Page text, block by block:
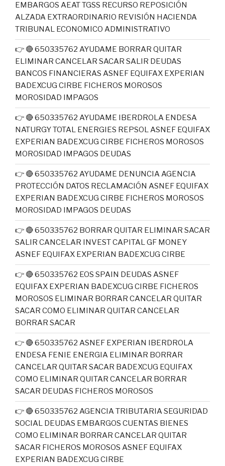
EMBARGOS AEAT TGSS RECURSO REPOSICIÓN
ALZADA EXTRAORDINARIO REVISIÓN HACIENDA
TRIBUNAL ECONOMICO ADMINISTRATIVO
👉 🔴 650335762 AYUDAME BORRAR QUITAR
ELIMINAR CANCELAR SACAR SALIR DEUDAS
BANCOS FINANCIERAS ASNEF EQUIFAX EXPERIAN
BADEXCUG CIRBE FICHEROS MOROSOS
MOROSIDAD IMPAGOS
👉 🔴 650335762 AYUDAME IBERDROLA ENDESA
NATURGY TOTAL ENERGIES REPSOL ASNEF EQUIFAX
EXPERIAN BADEXCUG CIRBE FICHEROS MOROSOS
MOROSIDAD IMPAGOS DEUDAS
👉 🔴 650335762 AYUDAME DENUNCIA AGENCIA
PROTECCIÓN DATOS RECLAMACIÓN ASNEF EQUIFAX
EXPERIAN BADEXCUG CIRBE FICHEROS MOROSOS
MOROSIDAD IMPAGOS DEUDAS
👉 🔴 650335762 BORRAR QUITAR ELIMINAR SACAR
SALIR CANCELAR INVEST CAPITAL GF MONEY
ASNEF EQUIFAX EXPERIAN BADEXCUG CIRBE
👉 🔴 650335762 EOS SPAIN DEUDAS ASNEF
EQUIFAX EXPERIAN BADEXCUG CIRBE FICHEROS
MOROSOS ELIMINAR BORRAR CANCELAR QUITAR
SACAR COMO ELIMINAR QUITAR CANCELAR
BORRAR SACAR
👉 🔴 650335762 ASNEF EXPERIAN IBERDROLA
ENDESA FENIE ENERGIA ELIMINAR BORRAR
CANCELAR QUITAR SACAR BADEXCUG EQUIFAX
COMO ELIMINAR QUITAR CANCELAR BORRAR
SACAR DEUDAS FICHEROS MOROSOS
👉 🔴 650335762 AGENCIA TRIBUTARIA SEGURIDAD
SOCIAL DEUDAS EMBARGOS CUENTAS BIENES
COMO ELIMINAR BORRAR CANCELAR QUITAR
SACAR FICHEROS MOROSOS ASNEF EQUIFAX
EXPERIAN BADEXCUG CIRBE